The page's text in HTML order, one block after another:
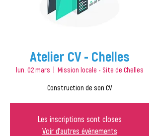
Atelier CV - Chelles
lun. 02 mars Mission locale - Site de Chelles
Construction de son CV
Les inscriptions sont closes
Voir d'autres événements